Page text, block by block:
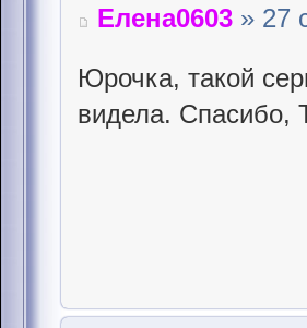
Елена0603 » 27
Юрочка, такой
видела. Спасибо,